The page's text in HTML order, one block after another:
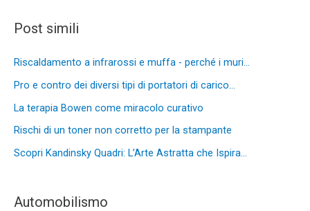
Post simili
Riscaldamento a infrarossi e muffa - perché i muri…
Pro e contro dei diversi tipi di portatori di carico…
La terapia Bowen come miracolo curativo
Rischi di un toner non corretto per la stampante
Scopri Kandinsky Quadri: L’Arte Astratta che Ispira…
Automobilismo